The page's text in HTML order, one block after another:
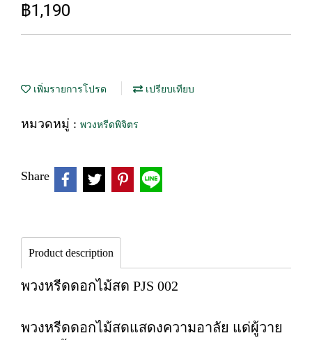
฿1,190
เพิ่มรายการโปรด เปรียบเทียบ
หมวดหมู่ : พวงหรีดพิจิตร
Share
Product description
พวงหรีดดอกไม้สด PJS 002
พวงหรีดดอกไม้สดแสดงความอาลัย แด่ผู้วาย